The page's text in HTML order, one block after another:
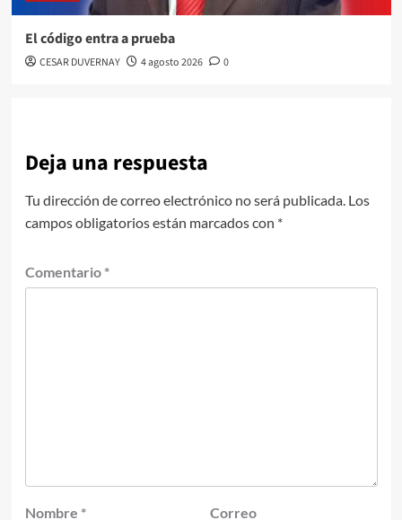
El código entra a prueba
CESAR DUVERNAY 4 agosto 2026 0
Deja una respuesta
Tu dirección de correo electrónico no será publicada. Los
campos obligatorios están marcados con *
Comentario *
Nombre *
Correo